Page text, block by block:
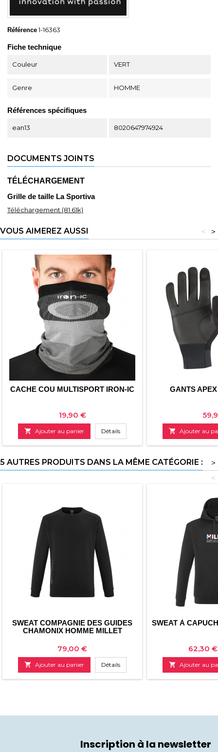
Référence 1-16363
Fiche technique
Couleur VERT
Genre HOMME
Références spécifiques
ean13 8020647974924
DOCUMENTS JOINTS
TÉLÉCHARGEMENT
Grille de taille La Sportiva
Téléchargement (81.61k)
VOUS AIMEREZ AUSSI >
<
CACHE COU MULTISPORT IRON-IC
Prix
19,90 €
 Ajouter au panier Détails
GANTS
Prix
 Ajouter au
5 AUTRES PRODUITS DANS LA MÊME CATÉGORIE :
>
<
SWEAT COMPAGNIE DES GUIDES
CHAMONIX HOMME MILLET
Prix
79,00 €
 Ajouter au panier Détails
SWEAT À
Prix
62,30 €
 Ajouter au
Inscription à la newsletter